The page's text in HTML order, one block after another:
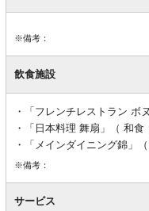
※備考：
飲食施設
「フレンチレストラン
「日本料理 舞扇」（ 和
「メインダイニング錦」
※備考：
サービス